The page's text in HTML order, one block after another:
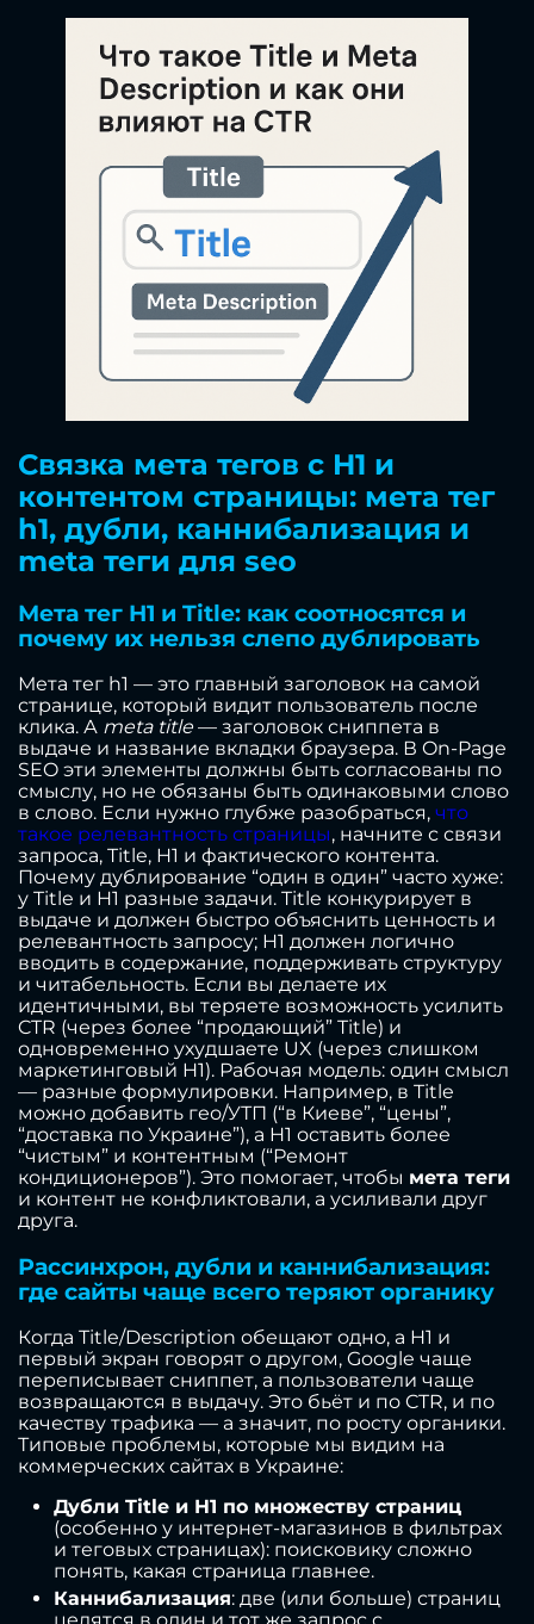
Связка мета тегов с H1 и
контентом страницы: мета тег
h1, дубли, каннибализация и
meta теги для seo
Мета тег H1 и Title: как соотносятся и
почему их нельзя слепо дублировать
Мета тег h1 — это главный заголовок на самой
странице, который видит пользователь после
клика. А meta title— заголовок сниппета в
выдаче и название вкладки браузера. В On-Page
SEO эти элементы должны быть согласованы по
смыслу, но не обязаны быть одинаковыми слово
в слово. Если нужно глубже разобраться, что
такое релевантность страницы, начните с связи
запроса, Title, H1 и фактического контента.
Почему дублирование “один в один” часто хуже:
у Title и H1 разные задачи. Title конкурирует в
выдаче и должен быстро объяснить ценность и
релевантность запросу; H1 должен логично
вводить в содержание, поддерживать структуру
и читабельность. Если вы делаете их
идентичными, вы теряете возможность усилить
CTR (через более “продающий” Title) и
одновременно ухудшаете UX (через слишком
маркетинговый H1). Рабочая модель: один смысл
— разные формулировки. Например, в Title
можно добавить гео/УТП (“в Киеве”, “цены”,
“доставка по Украине”), а H1 оставить более
“чистым” и контентным (“Ремонт
кондиционеров”). Это помогает, чтобы мета теги
и контент не конфликтовали, а усиливали друг
друга.
Рассинхрон, дубли и каннибализация:
где сайты чаще всего теряют органику
Когда Title/Description обещают одно, а H1 и
первый экран говорят о другом, Google чаще
переписывает сниппет, а пользователи чаще
возвращаются в выдачу. Это бьёт и по CTR, и по
качеству трафика — а значит, по росту органики.
Типовые проблемы, которые мы видим на
коммерческих сайтах в Украине:
Дубли Title и H1 по множеству страниц
(особенно у интернет-магазинов в фильтрах
и теговых страницах): поисковику сложно
понять, какая страница главнее.
Каннибализация: две (или больше) страниц
целятся в один и тот же запрос с